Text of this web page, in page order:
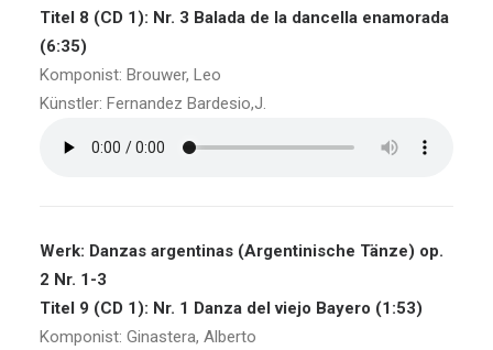
Titel 8 (CD 1): Nr. 3 Balada de la dancella enamorada
(6:35)
Komponist: Brouwer, Leo
Künstler: Fernandez Bardesio,J.
Werk: Danzas argentinas (Argentinische Tänze) op.
2 Nr. 1-3
Titel 9 (CD 1): Nr. 1 Danza del viejo Bayero (1:53)
Komponist: Ginastera, Alberto